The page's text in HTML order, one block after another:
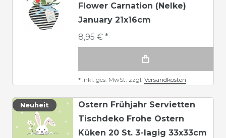
Flower Carnation (Nelke)
January 21x16cm
8,95 € *
* inkl. ges. MwSt. zzgl. Versandkosten
Neuheit
Ostern Frühjahr Servietten
Tischdeko Frohe Ostern
Küken 20 St. 3-lagig 33x33cm